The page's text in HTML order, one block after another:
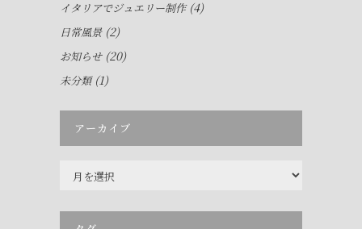
イタリアでジュエリー制作(4)
日常風景(2)
お知らせ(20)
未分類(1)
アーカイブ